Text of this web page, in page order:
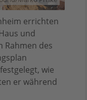
errichten
und
Rahmen des
wie
er während